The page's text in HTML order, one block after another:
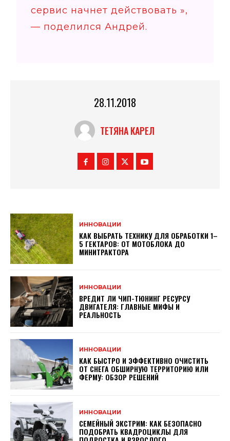
сервис начнет действовать »,
— поделился Андрей.
28.11.2018
ТЕТЯНА КАРЕЛ
ИННОВАЦИИ
КАК ВЫБРАТЬ ТЕХНИКУ ДЛЯ ОБРАБОТКИ 1–
5 ГЕКТАРОВ: ОТ МОТОБЛОКА ДО
МИНИТРАКТОРА
ИННОВАЦИИ
ВРЕДИТ ЛИ ЧИП-ТЮНИНГ РЕСУРСУ
ДВИГАТЕЛЯ: ГЛАВНЫЕ МИФЫ И
РЕАЛЬНОСТЬ
ИННОВАЦИИ
КАК БЫСТРО И ЭФФЕКТИВНО ОЧИСТИТЬ
ОТ СНЕГА ОБШИРНУЮ ТЕРРИТОРИЮ ИЛИ
ФЕРМУ: ОБЗОР РЕШЕНИЙ
ИННОВАЦИИ
СЕМЕЙНЫЙ ЭКСТРИМ: КАК БЕЗОПАСНО
ПОДОБРАТЬ КВАДРОЦИКЛЫ ДЛЯ